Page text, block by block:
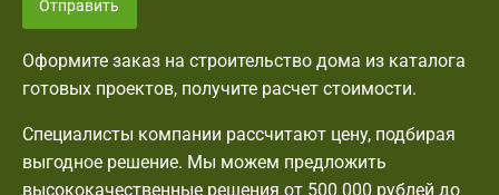
Отправить
Оформите заказ на строительство дома из каталога
готовых проектов, получите расчет стоимости.
Специалисты компании рассчитают цену, подбирая
выгодное решение. Мы можем предложить
высококачественные решения от 500 000 рублей до